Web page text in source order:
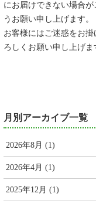
にお届けできない場合
うお願い申し上げます。
お客様にはご迷惑をお
ろしくお願い申し上げま
月別アーカイブ一覧
2026年8月 (1)
2026年4月 (1)
2025年12月 (1)